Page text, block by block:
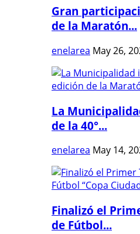
Gran
de la Maratón...
enelarea May 26,
La
de la 40°...
enelarea May 14,
Finalizó el
de Fútbol...